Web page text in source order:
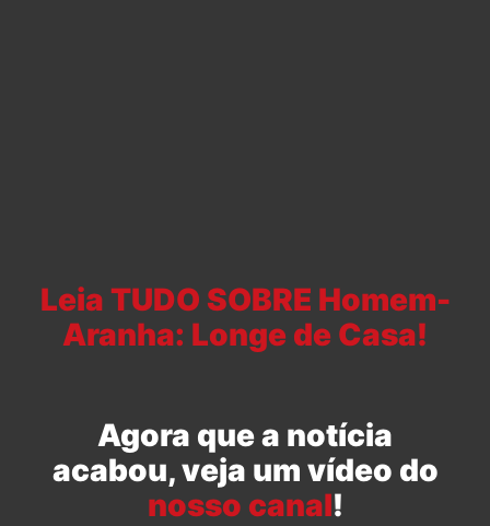
Leia TUDO SOBRE Homem-
Aranha: Longe de Casa!
Agora que a notícia
acabou, veja um vídeo do
nosso canal!